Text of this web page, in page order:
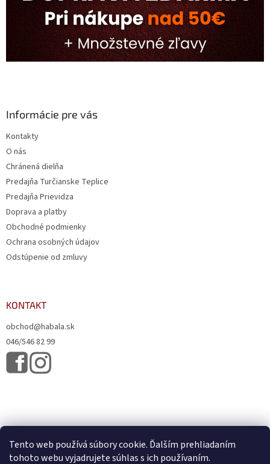
Tento web používá súbory cookie. Ďalším prehliadaním
tohoto webu vyjadrujete súhlas s ich používaním.
Informácie pre vás
Kontakty
O nás
Chránená dielňa
Predajňa Turčianske Teplice
Predajňa Prievidza
Doprava a platby
Obchodné podmienky
Ochrana osobných údajov
Odstúpenie od zmluvy
KONTAKT
obchod@habala.sk
046/546 82 99